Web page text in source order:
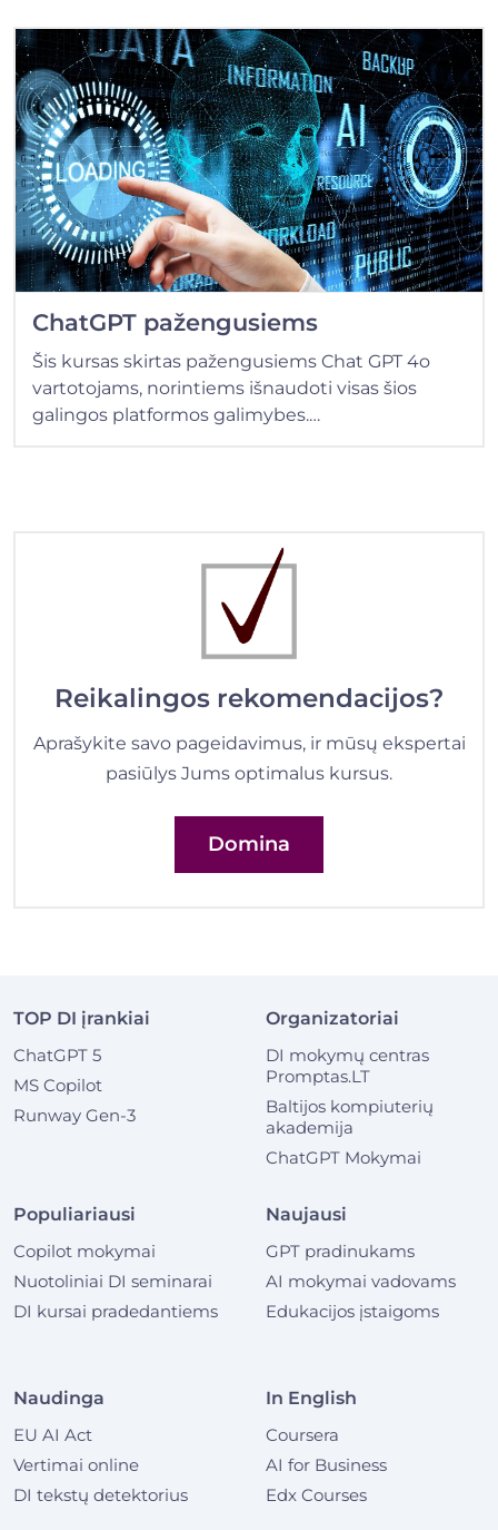
ChatGPT pažengusiems
Šis kursas skirtas pažengusiems Chat GPT 4o
vartotojams, norintiems išnaudoti visas šios
galingos platformos galimybes.…
Reikalingos rekomendacijos?
Aprašykite savo pageidavimus, ir mūsų ekspertai
pasiūlys Jums optimalus kursus.
Domina
TOP DI įrankiai
ChatGPT 5
MS Copilot
Runway Gen-3
Organizatoriai
DI mokymų centras
Promptas.LT
Baltijos kompiuterių
akademija
ChatGPT Mokymai
Populiariausi
Copilot mokymai
Nuotoliniai DI seminarai
DI kursai pradedantiems
Naujausi
GPT pradinukams
AI mokymai vadovams
Edukacijos įstaigoms
Naudinga
EU AI Act
Vertimai online
DI tekstų detektorius
In English
Coursera
AI for Business
Edx Courses